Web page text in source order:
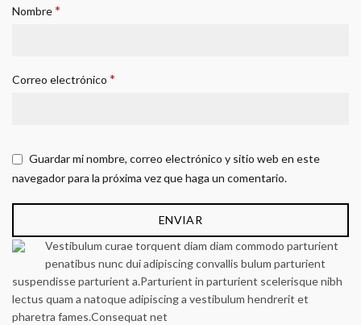
Nombre*
Correo electrónico *
Guardar mi nombre, correo electrónico y sitio web en este
navegador para la próxima vez que haga un comentario.
Vestibulum curae torquent diam diam commodo parturient
penatibus nunc dui adipiscing convallis bulum parturient
suspendisse parturient a.Parturient in parturient scelerisque nibh
lectus quam a natoque adipiscing a vestibulum hendrerit et
pharetra fames.Consequat net